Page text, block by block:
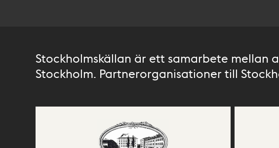
Stockholmskällan är ett samarbete mellan
Stockholm. Partnerorganisationer till